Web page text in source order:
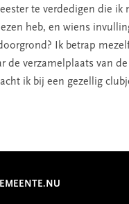
te verdedigen die ik
heb, en wiens
Ik betrap
de verzamelplaats van de
ik bij een gezellig